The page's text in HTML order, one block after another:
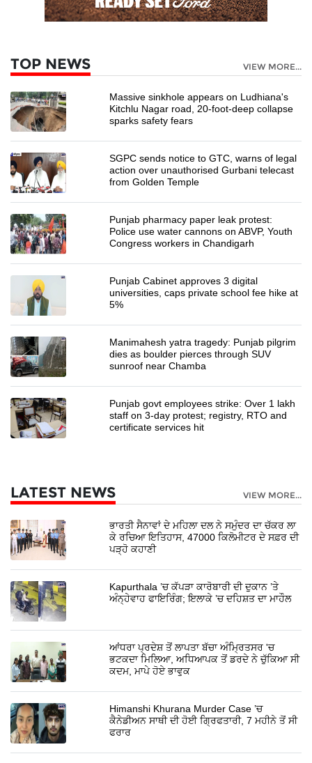
TOP NEWS VIEW MORE...
Massive sinkhole appears on Ludhiana's
Kitchlu Nagar road, 20-foot-deep collapse
sparks safety fears
SGPC sends notice to GTC, warns of legal
action over unauthorised Gurbani telecast
from Golden Temple
Punjab pharmacy paper leak protest:
Police use water cannons on ABVP, Youth
Congress workers in Chandigarh
Punjab Cabinet approves 3 digital
universities, caps private school fee hike at
5%
Manimahesh yatra tragedy: Punjab pilgrim
dies as boulder pierces through SUV
sunroof near Chamba
Punjab govt employees strike: Over 1 lakh
staff on 3-day protest; registry, RTO and
certificate services hit
LATEST NEWS VIEW MORE...
ਭਾਰਤੀ ਸੈਨਾਵਾਂ ਦੇ ਮਹਿਲਾ ਦਲ ਨੇ ਸਮੁੰਦਰ ਦਾ ਚੱਕਰ ਲਾ
ਕੇ ਰਚਿਆ ਇਤਿਹਾਸ, 47000 ਕਿਲੋਮੀਟਰ ਦੇ ਸਫ਼ਰ ਦੀ
ਪੜ੍ਹੋ ਕਹਾਣੀ
Kapurthala ’ਚ ਕੱਪੜਾ ਕਾਰੋਬਾਰੀ ਦੀ ਦੁਕਾਨ ’ਤੇ
ਅੰਨ੍ਹੇਵਾਹ ਫਾਇਰਿੰਗ; ਇਲਾਕੇ ’ਚ ਦਹਿਸ਼ਤ ਦਾ ਮਾਹੌਲ
ਆਂਧਰਾ ਪ੍ਰਦੇਸ਼ ਤੋਂ ਲਾਪਤਾ ਬੱਚਾ ਅੰਮ੍ਰਿਤਸਰ 'ਚ
ਭਟਕਦਾ ਮਿਲਿਆ, ਅਧਿਆਪਕ ਤੋਂ ਡਰਦੇ ਨੇ ਚੁੱਕਿਆ ਸੀ
ਕਦਮ, ਮਾਪੇ ਹੋਏ ਭਾਵੁਕ
Himanshi Khurana Murder Case ’ਚ
ਕੈਨੇਡੀਅਨ ਸਾਥੀ ਦੀ ਹੋਈ ਗ੍ਰਿਫਤਾਰੀ, 7 ਮਹੀਨੇ ਤੋਂ ਸੀ
ਫਰਾਰ